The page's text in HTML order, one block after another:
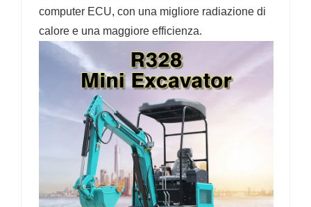
computer ECU, con una migliore radiazione di
calore e una maggiore efficienza.